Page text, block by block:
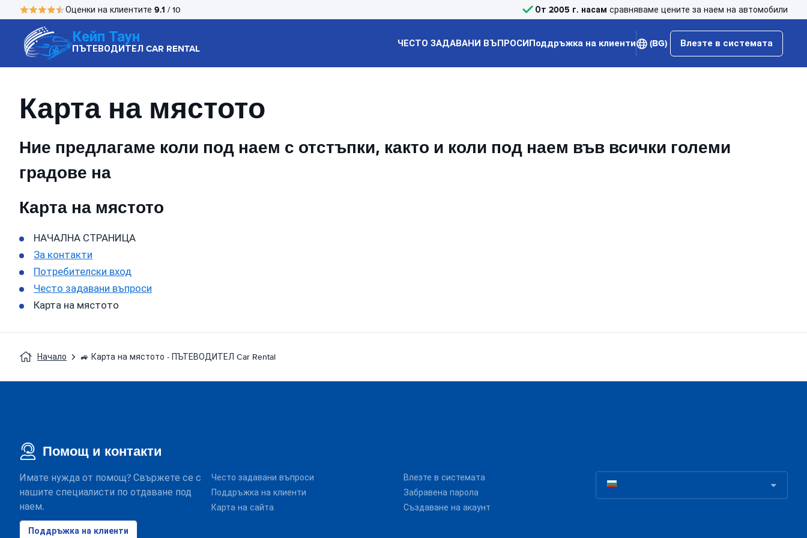
Оценки на клиентите 9.1 / 10 От 2005 г. насам сравняваме цените за наем на автомобили
Кейп Таун
ПЪТЕВОДИТЕЛ CAR RENTAL ЧЕСТО ЗАДАВАНИ ВЪПРОСИПоддръжка на клиенти (BG) Влезте в системата
Карта на мястото
Ние предлагаме коли под наем с отстъпки, както и коли под наем във всички големи
градове на
Карта на мястото
НАЧАЛНА СТРАНИЦА
За контакти
Потребителски вход
Често задавани въпроси
Карта на мястото
Начало 🚙 Карта на мястото - ПЪТЕВОДИТЕЛ Car Rental
Помощ и контакти
Имате нужда от помощ? Свържете се с
нашите специалисти по отдаване под
наем.
Поддръжка на клиенти
Често задавани въпроси
Поддръжка на клиенти
Карта на сайта
Влезте в системата
Забравена парола
Създаване на акаунт